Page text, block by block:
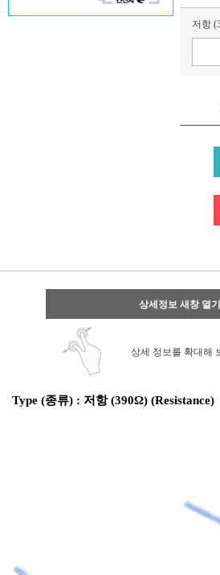
저항
상세정보 새창 열기
상세 정보를 확대해
Type (종류) : 저항 (390Ω) (Resistance)